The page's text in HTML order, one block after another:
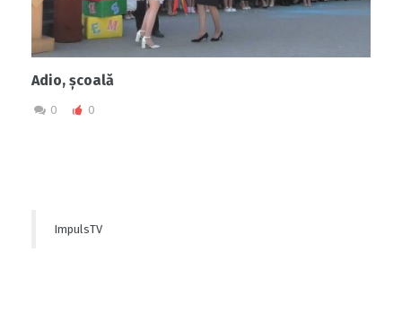
Adio, școală
0 0
ImpulsTV